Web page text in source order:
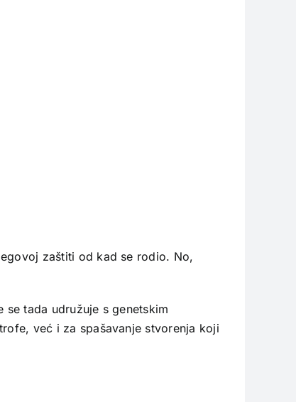
zaštiti od kad se rodio. No,
se tada udružuje s genetskim
već i za spašavanje stvorenja koji